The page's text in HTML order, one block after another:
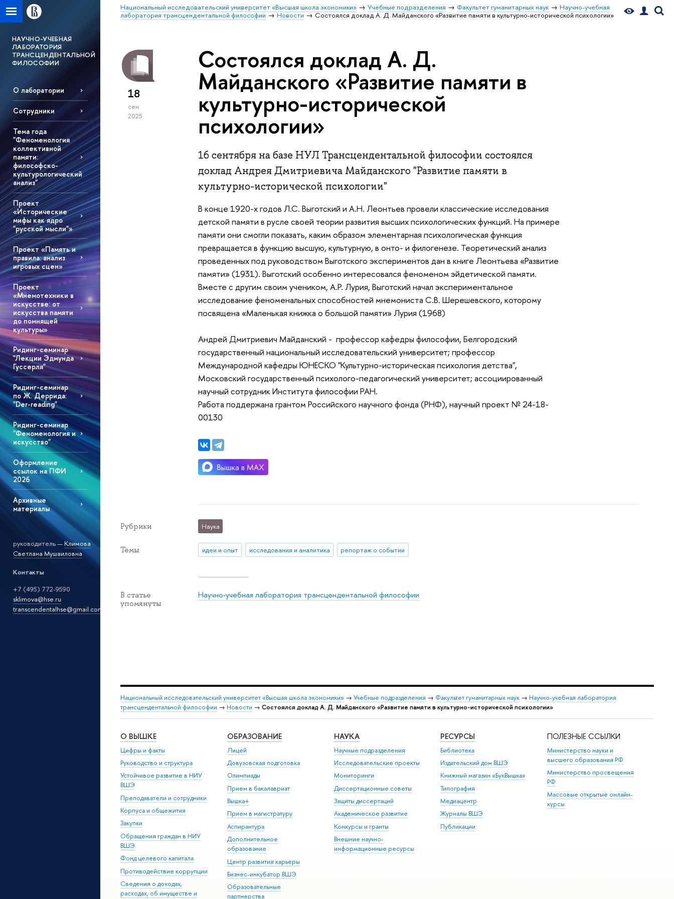
Национальный исследовательский университет «Высшая школа экономики» Учебные подразделения Факультет гуманитарных наук
Научно-учебная
лаборатория трансцендентальной философии
Новости Состоялся доклад А. Д. Майданского «Развитие памяти в культурно-исторической психологии»
НАУЧНО-УЧЕБНАЯ
ЛАБОРАТОРИЯ
ТРАНСЦЕНДЕНТАЛЬНОЙ
ФИЛОСОФИИ
О лаборатории
Сотрудники
Тема года
"Феноменология
коллективной
памяти:
философско-
культурологический
анализ"
Проект
«Исторические
мифы как ядро
"русской мысли"»
Проект «Память и
правила: анализ
игровых сцен»
Проект
«Мнемотехники в
искусстве: от
искусства памяти
до помнящей
культуры»
Ридинг-семинар
"Лекции Эдмунда
Гуссерля"
Ридинг-семинар
по Ж. Деррида:
"Der-reading"
Ридинг-семинар
"Феноменология и
искусство"
Оформление
ссылок на ПФИ
2026
Архивные
материалы
руководитель — Климова
Светлана Мушаиловна
Контакты
+7 (495) 772-9590
sklimova@hse.ru
transcendentalhse@gmail.com
18
сен
2025
Состоялся доклад А. Д.
Майданского «Развитие памяти в
культурно-исторической
психологии»
16 сентября на базе НУЛ Трансцендентальной философии состоялся
доклад Андрея Дмитриевича Майданского "Развитие памяти в
культурно-исторической психологии"
В конце 1920-х годов Л.С. Выготский и А.Н. Леонтьев провели классические исследования
детской памяти в русле своей теории развития высших психологических функций. На примере
памяти они смогли показать, каким образом элементарная психологическая функция
превращается в функцию высшую, культурную, в онто- и филогенезе. Теоретический анализ
проведенных под руководством Выготского экспериментов дан в книге Леонтьева «Развитие
памяти» (1931). Выготский особенно интересовался феноменом эйдетической памяти.
Вместе с другим своим учеником, А.Р. Лурия, Выготский начал экспериментальное
исследование феноменальных способностей мнемониста С.В. Шерешевского, которому
посвящена «Маленькая книжка о большой памяти» Лурия (1968)
Андрей Дмитриевич Майданский - профессор кафедры философии, Белгородский
государственный национальный исследовательский университет; профессор
Международной кафедры ЮНЕСКО "Культурно-историческая психология детства",
Московский государственный психолого-педагогический университет; ассоциированный
научный сотрудник Института философии РАН.
Работа поддержана грантом Российского научного фонда (РНФ), научный проект № 24-18-
00130
Рубрики Наука
Темы идеи и опыт исследования и аналитика репортаж о событии
В статье
упомянуты
Научно-учебная лаборатория трансцендентальной философии
Национальный исследовательский университет «Высшая школа экономики» → Учебные подразделения → Факультет гуманитарных наук → Научно-учебная лаборатория
трансцендентальной философии → Новости → Состоялся доклад А. Д. Майданского «Развитие памяти в культурно-исторической психологии»
О ВЫШКЕ
Цифры и факты
Руководство и структура
Устойчивое развитие в НИУ
ВШЭ
Преподаватели и сотрудники
Корпуса и общежития
Закупки
Обращения граждан в НИУ
ВШЭ
Фонд целевого капитала
Противодействие коррупции
Сведения о доходах,
расходах, об имуществе и
ОБРАЗОВАНИЕ
Лицей
Довузовская подготовка
Олимпиады
Прием в бакалавриат
Вышка+
Прием в магистратуру
Аспирантура
Дополнительное
образование
Центр развития карьеры
Бизнес-инкубатор ВШЭ
Образовательные
партнерства
НАУКА
Научные подразделения
Исследовательские проекты
Мониторинги
Диссертационные советы
Защиты диссертаций
Академическое развитие
Конкурсы и гранты
Внешние научно-
информационные ресурсы
РЕСУРСЫ
Библиотека
Издательский дом ВШЭ
Книжный магазин «БукВышка»
Типография
Медиацентр
Журналы ВШЭ
Публикации
ПОЛЕЗНЫЕ ССЫЛКИ
Министерство науки и
высшего образования РФ
Министерство просвещения
РФ
Массовые открытые онлайн-
курсы